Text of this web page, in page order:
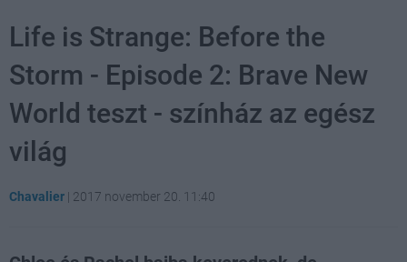
Life is Strange: Before the
Storm - Episode 2: Brave New
World teszt - színház az egész
világ
Chavalier | 2017 november 20. 11:40